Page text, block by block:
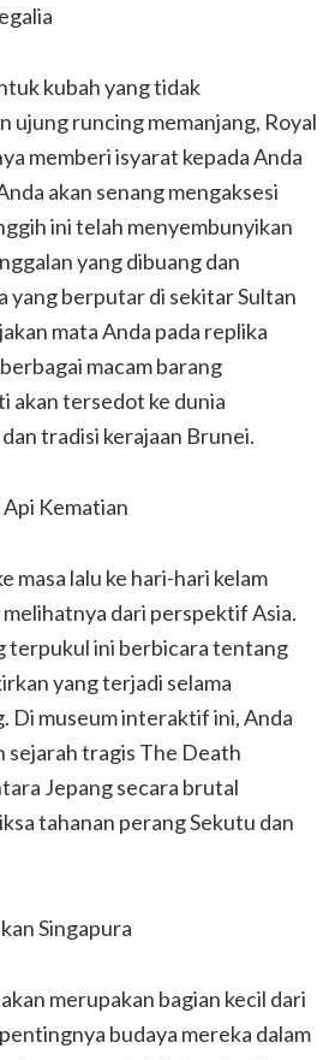
kubah yang tidak
ujung runcing memanjang, Royal
memberi isyarat kepada Anda
akan senang mengaksesi
ini telah menyembunyikan
yang dibuang dan
yang berputar di sekitar Sultan
mata Anda pada replika
macam barang
akan tersedot ke dunia
tradisi kerajaan Brunei.
Kematian
masa lalu ke hari-hari kelam
dari perspektif Asia.
terpukul ini berbicara tentang
yang terjadi selama
Di museum interaktif ini, Anda
sejarah tragis The Death
Jepang secara brutal
tahanan perang Sekutu dan
Singapura
merupakan bagian kecil dari
budaya mereka dalam